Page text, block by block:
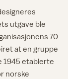
utgave ble
70
at en gruppe
1945 etablerte
norske